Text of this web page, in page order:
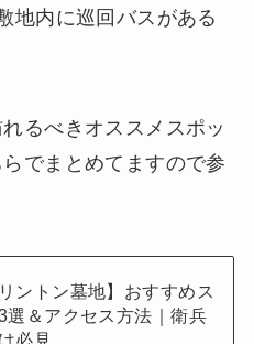
地内に巡回バスがある
るべきオススメスポッ
でまとめてますので参
リントン墓地】おすすめス
選＆アクセス方法｜衛兵
必見